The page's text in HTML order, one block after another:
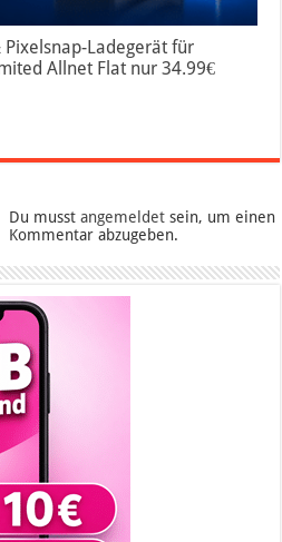
Pixelsnap-Ladegerät für
Allnet Flat nur 34.99€
Du musstangemeldet sein, um einen
Kommentar abzugeben.